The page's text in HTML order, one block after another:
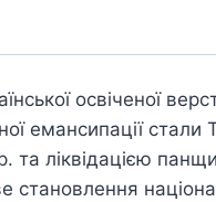
освіченої
емансипації
та ліквідацією
становлення